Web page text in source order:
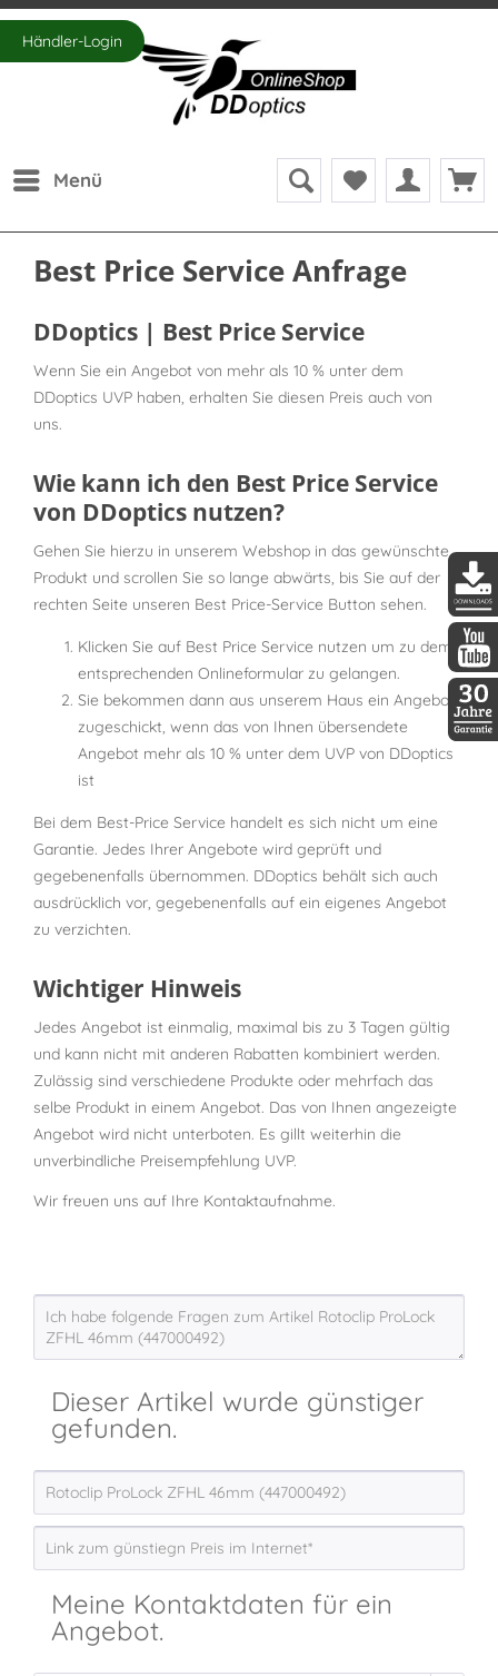
Händler-Login
Menü
Best Price Service Anfrage
DDoptics | Best Price Service
Wenn Sie ein Angebot von mehr als 10 % unter dem
DDoptics UVP haben, erhalten Sie diesen Preis auch von
uns.
Wie kann ich den Best Price Service
von DDoptics nutzen?
Gehen Sie hierzu in unserem Webshop in das gewünschte
Produkt und scrollen Sie so lange abwärts, bis Sie auf der
rechten Seite unseren Best Price-Service Button sehen.
Klicken Sie auf Best Price Service nutzen um zu dem
entsprechenden Onlineformular zu gelangen.
Sie bekommen dann aus unserem Haus ein Angebot
zugeschickt, wenn das von Ihnen übersendete
Angebot mehr als 10 % unter dem UVP von DDoptics
ist
Bei dem Best-Price Service handelt es sich nicht um eine
Garantie. Jedes Ihrer Angebote wird geprüft und
gegebenenfalls übernommen. DDoptics behält sich auch
ausdrücklich vor, gegebenenfalls auf ein eigenes Angebot
zu verzichten.
Wichtiger Hinweis
Jedes Angebot ist einmalig, maximal bis zu 3 Tagen gültig
und kann nicht mit anderen Rabatten kombiniert werden.
Zulässig sind verschiedene Produkte oder mehrfach das
selbe Produkt in einem Angebot. Das von Ihnen angezeigte
Angebot wird nicht unterboten. Es gillt weiterhin die
unverbindliche Preisempfehlung UVP.
Wir freuen uns auf Ihre Kontaktaufnahme.
Dieser Artikel wurde günstiger
gefunden.
Meine Kontaktdaten für ein
Angebot.
30